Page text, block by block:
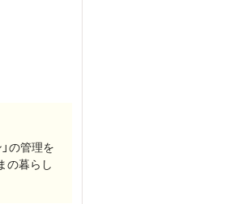
の管理を
の暮らし